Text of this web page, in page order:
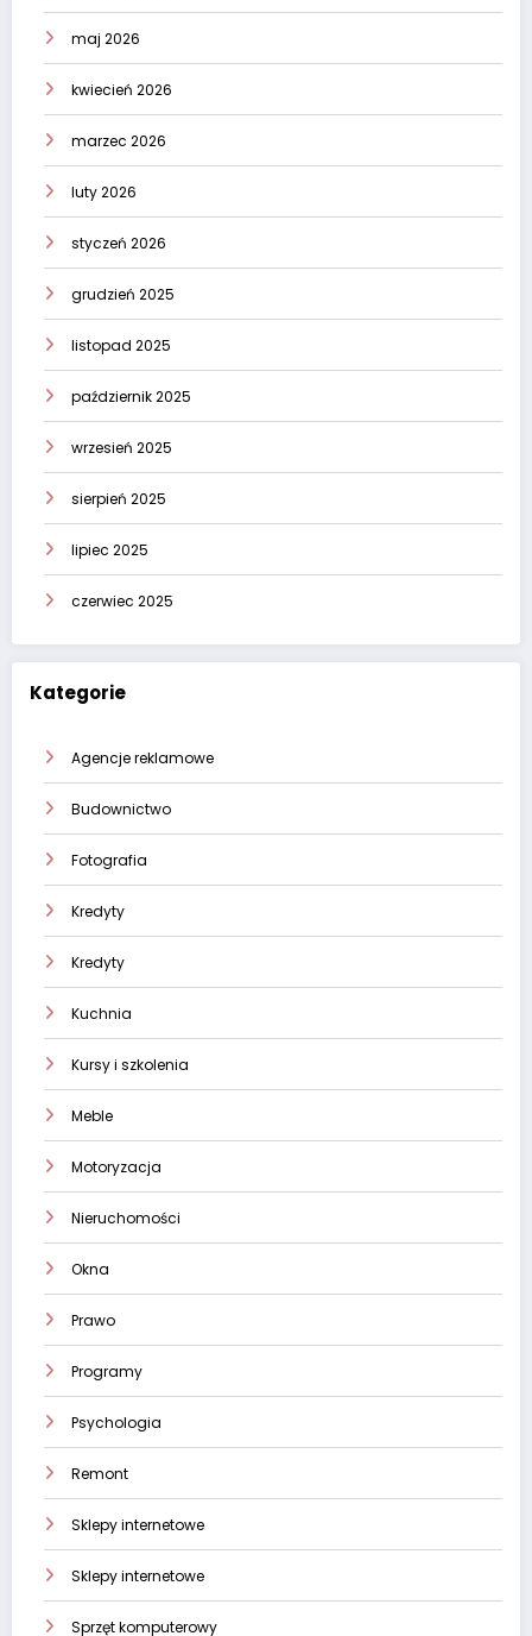
maj 2026
kwiecień 2026
marzec 2026
luty 2026
styczeń 2026
grudzień 2025
listopad 2025
październik 2025
wrzesień 2025
sierpień 2025
lipiec 2025
czerwiec 2025
Kategorie
Agencje reklamowe
Budownictwo
Fotografia
Kredyty
Kredyty
Kuchnia
Kursy i szkolenia
Meble
Motoryzacja
Nieruchomości
Okna
Prawo
Programy
Psychologia
Remont
Sklepy internetowe
Sklepy internetowe
Sprzęt komputerowy